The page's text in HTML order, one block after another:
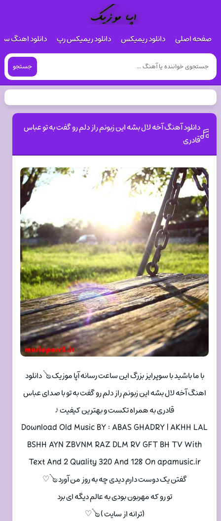
صفحه اصلی دانلود ریمیکس دانلود ریمیکس رپ دانلود اهنگ
جستجو
دانلود آهنگ آخه لال بشه این زبونم راز دلم رو گفت به تو عباس
قادری
با ما باشید با سوپرایز بزرگ این ساعت رسانه آپا موزیک 🪕 دانلود
اهنگ آخه لال بشه این زبونم راز دلم رو گفت به تو با صدای عباس
قادری به همراه تکست و بهترین کیفیت ♪
Download Old Music BY : ABAS GHADRY | AKHH LAL
BSHH AYN ZBVNM RAZ DLM RV GFT BH TV With
Text And 2 Quality 320 And 128 On apamusic.ir
گفتن یک دوست دارم دیدی چه به روز من آورد 🪕♡
تو رو که مهربون بودی به عالم دیگه ای برد
(ترانه از سایت ) 🪕♡